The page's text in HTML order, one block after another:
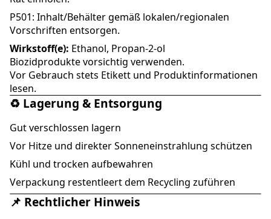
P501: Inhalt/Behälter gemäß lokalen/regionalen
Vorschriften entsorgen.
Wirkstoff(e): Ethanol, Propan-2-ol
Biozidprodukte vorsichtig verwenden.
Vor Gebrauch stets Etikett und Produktinformationen
lesen.
♻️ Lagerung & Entsorgung
Gut verschlossen lagern
Vor Hitze und direkter Sonneneinstrahlung schützen
Kühl und trocken aufbewahren
Verpackung restentleert dem Recycling zuführen
📌 Rechtlicher Hinweis